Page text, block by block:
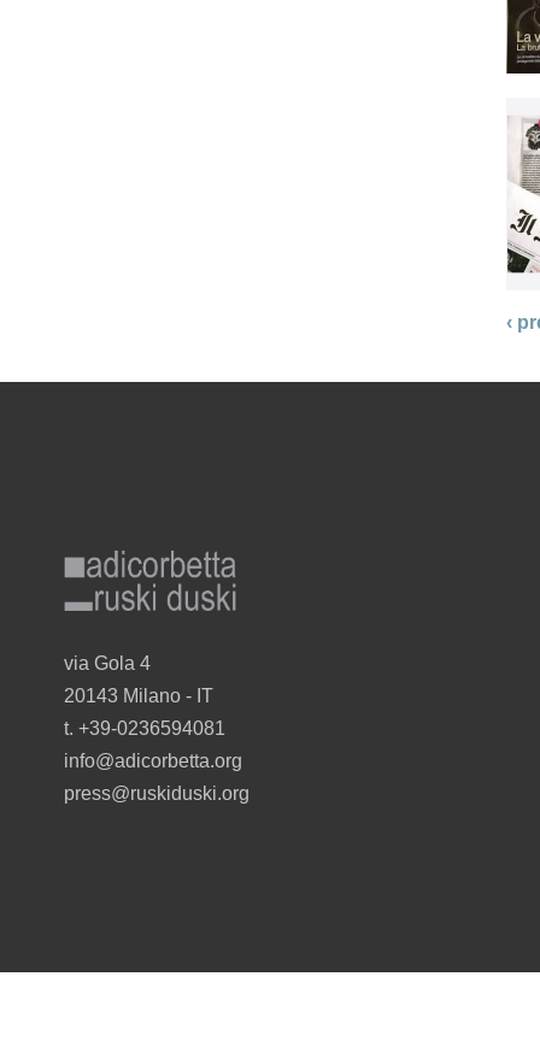
‹
via Gola 4
20143 Milano - I T
t. +39-0236594081
info@adicorbetta.org
press@ruskiduski.org